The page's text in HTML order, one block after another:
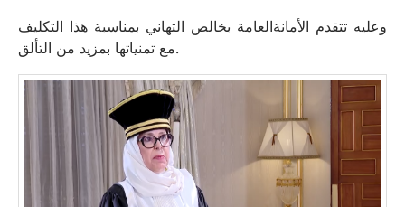
وعليه تتقدم الأمانةالعامة بخالص التهاني بمناسبة هذا التكليف
مع تمنياتها بمزيد من التألق.